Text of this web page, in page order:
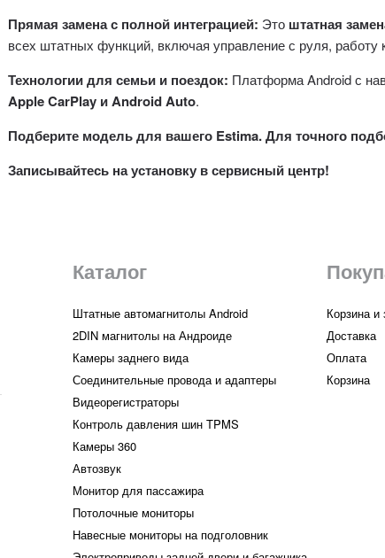
Прямая замена с полной интеграцией: Это штатная
всех штатных функций, включая управление с руля, работу
Технологии для семьи и поездок: Платформа Android с
Apple CarPlay и Android Auto.
Подберите модель для вашего Estima. Для точного
Записывайтесь на установку в сервисный центр!
Каталог
Штатные автомагнитолы Android
2DIN магнитолы на Андроиде
Камеры заднего вида
Соединительные провода и адаптеры
Видеорегистраторы
Контроль давления шин TPMS
Камеры 360
Автозвук
Монитор для пассажира
Потолочные мониторы
Навесные мониторы на подголовник
Корзина и
Доставка
Оплата
Корзина